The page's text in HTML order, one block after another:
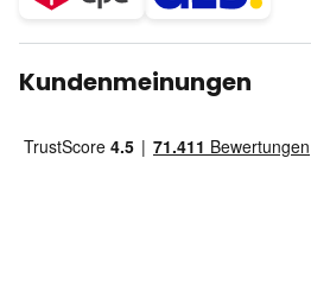
Kundenmeinungen